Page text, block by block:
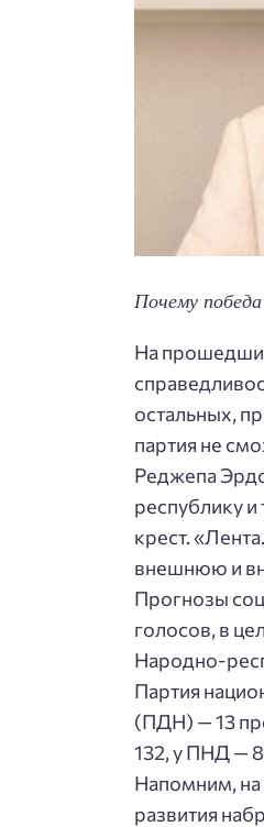
Почему
На
остальных,
партия не
Реджепа
республику
крест.
внешнюю и
Прогнозы
голосов, в
Народно-
Партия
(ПДН) — 13
132, у ПНД —
Напомним, на
развития